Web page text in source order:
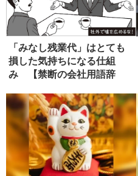
「みなし残業代」はとても
損した気持ちになる仕組
み 【禁断の会社用語辞